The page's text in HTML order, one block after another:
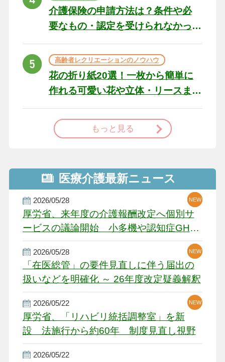
介護保険の申請方法は？条件や必
要なもの・認定を受けられなかっ
高齢者レクリエーションのノウハウ
花の折り紙20選！一枚から簡単に
作れる可愛い花や立体・リースま
もっと見る
医療介護最新ニュース
2026/05/28
厚労省、来年度の介護報酬改定へ個別サ
ービスの議論開始 小多機や認知症GH、
厳しい経営環境に危機感
NEW
NEW
NEW
2026/05/28
「在医総管」の要件見直しに伴う届出の
扱いなどを明確化 ～ 26年度改定疑義解釈
NEW
NEW
2026/05/22
厚労省、「リハビリ統括調整室」を新
設 法施行から約60年 制度見直し視野
NEW
2026/05/22